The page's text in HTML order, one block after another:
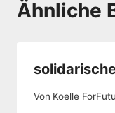
Ähnliche
Von Koelle